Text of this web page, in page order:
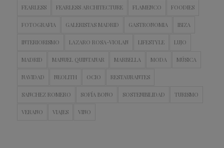
FEARLESS FEARLESS ARCHITECTURE FLAMENCO FOODIES
FOTOGRAFIA GALERISTAS MADRID GASTRONOMIA IBIZA
INTERIORISMO LAZARO ROSA-VIOLAN LIFESTYLE LUJO
MADRID MANUEL QUINTANAR MARBELLA MODA MÚSICA
NAVIDAD NEOLITH OCIO RESTAURANTES
SANCHEZ ROMERO SOFÍA BONO SOSTENIBILIDAD TURISMO
VERANO VIAJES VINO